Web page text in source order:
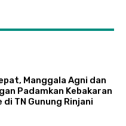
Manggala Agni dan
Padamkan Kebakaran
TN Gunung Rinjani